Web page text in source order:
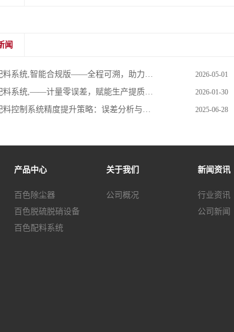
闻
系统,智能合规版——全程可溯，助力企业精细化合规生产 2026-05-01
料系统,——计量零误差，赋能生产提质增效 2026-01-30
控制系统精度提升策略：误差分析与补偿技术 2025-06-28
产品中心
百色除尘器
百色脱硫脱硝设备
百色配料系统
关于我们
公司概况
新闻资讯
行业资讯
公司新闻